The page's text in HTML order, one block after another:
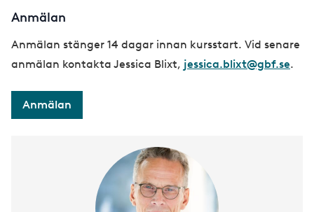
Anmälan
Anmälan stänger 14 dagar innan kursstart. Vid senare
anmälan kontakta Jessica Blixt, jessica.blixt@gbf.se.
Anmälan